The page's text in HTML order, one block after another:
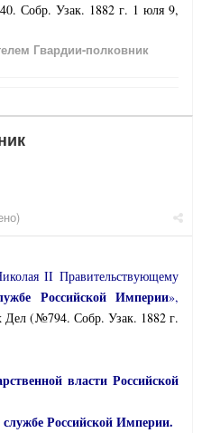
Собр. Узак. 1882 г. 1 юля 9,
Гвардии-полковник
II Правительствующему
Российской Империи»,
Дел (№794. Собр. Узак. 1882 г.
власти Российской
Российской Империи.